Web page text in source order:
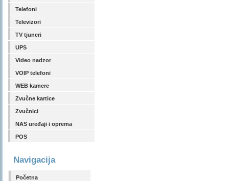
Telefoni
Televizori
TV tjuneri
UPS
Video nadzor
VOIP telefoni
WEB kamere
Zvučne kartice
Zvučnici
NAS uređaji i oprema
POS
Navigacija
Početna